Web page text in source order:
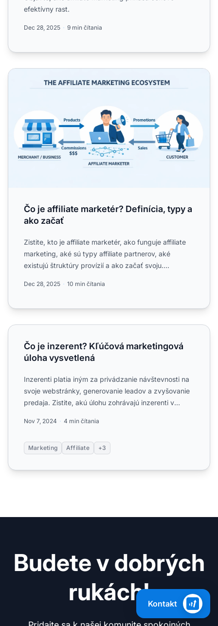
efektívny rast.
Dec 28, 2025 9 min čítania
Čo je affiliate marketér? Definícia, typy a ako začať
Čo je affiliate marketér? Definícia, typy a
ako začať
Zistite, kto je affiliate marketér, ako funguje affiliate
marketing, aké sú typy affiliate partnerov, aké
existujú štruktúry provízií a ako začať svoju....
Dec 28, 2025 10 min čítania
Čo je inzerent? Kľúčová marketingová úloha vysvetlená
Čo je inzerent? Kľúčová marketingová
úloha vysvetlená
Inzerenti platia iným za privádzanie návštevnosti na
svoje webstránky, generovanie leadov a zvyšovanie
predaja. Zistite, akú úlohu zohrávajú inzerenti v
Nov 7, 2024 4 min čítania
Marketing Affiliate +3
Budete v dobrých
rukách!Kontakt